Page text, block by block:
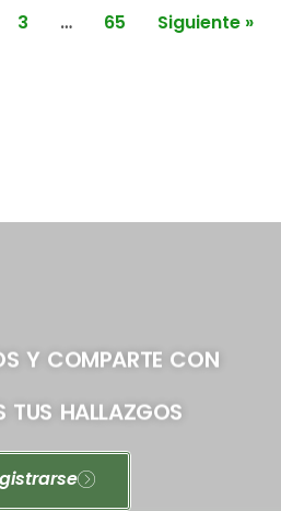
3 … 65 Siguiente »
Y COMPARTE CON
TUS HALLAZGOS